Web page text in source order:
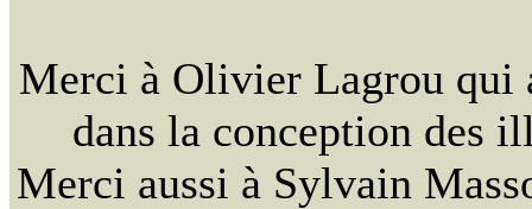
Merci à Olivier Lagrou qui
dans la conception des
Merci aussi à Sylvain